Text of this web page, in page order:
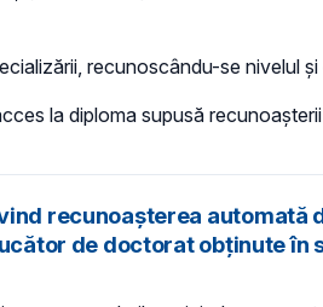
recunoscându-se nivelul
la diploma supusă recunoașterii
recunoașterea automată
de doctorat obținute în